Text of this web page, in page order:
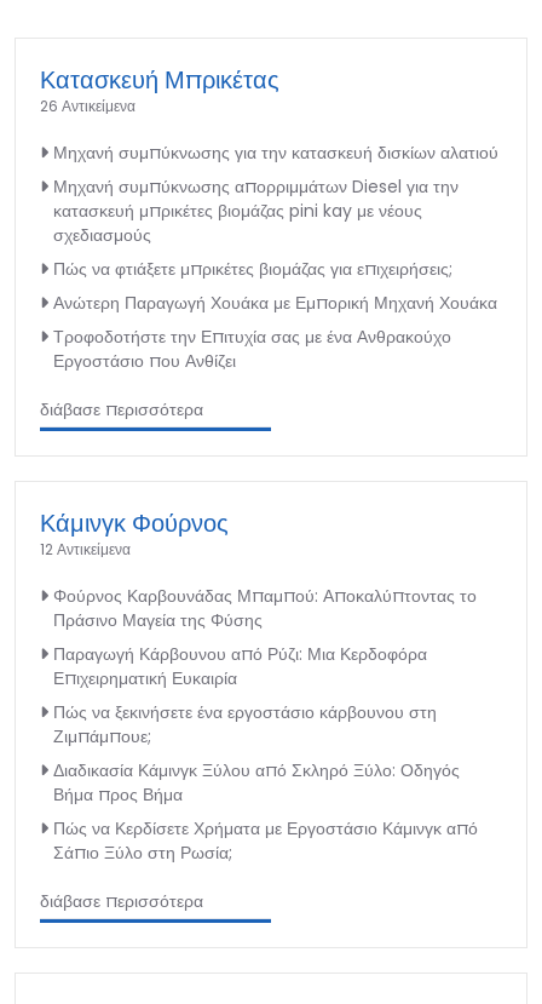
Κατασκευή Μπρικέτας
26 Αντικείμενα
Μηχανή συμπύκνωσης για την κατασκευή δισκίων αλατιού
Μηχανή συμπύκνωσης απορριμμάτων Diesel για την
κατασκευή μπρικέτες βιομάζας pini kay με νέους
σχεδιασμούς
Πώς να φτιάξετε μπρικέτες βιομάζας για επιχειρήσεις;
Ανώτερη Παραγωγή Χουάκα με Εμπορική Μηχανή Χουάκα
Τροφοδοτήστε την Επιτυχία σας με ένα Ανθρακούχο
Εργοστάσιο που Ανθίζει
διάβασε περισσότερα
Κάμινγκ Φούρνος
12 Αντικείμενα
Φούρνος Καρβουνάδας Μπαμπού: Αποκαλύπτοντας το
Πράσινο Μαγεία της Φύσης
Παραγωγή Κάρβουνου από Ρύζι: Μια Κερδοφόρα
Επιχειρηματική Ευκαιρία
Πώς να ξεκινήσετε ένα εργοστάσιο κάρβουνου στη
Ζιμπάμπουε;
Διαδικασία Κάμινγκ Ξύλου από Σκληρό Ξύλο: Οδηγός
Βήμα προς Βήμα
Πώς να Κερδίσετε Χρήματα με Εργοστάσιο Κάμινγκ από
Σάπιο Ξύλο στη Ρωσία;
διάβασε περισσότερα